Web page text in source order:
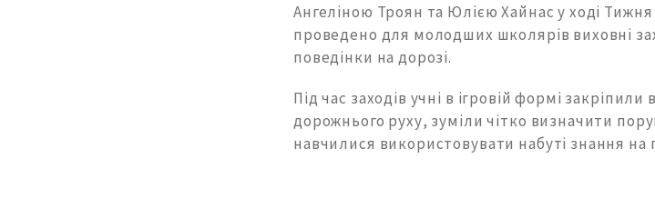
Ангеліною Троян та Юлією Хайнас у ході
проведено для молодших школярів виховні
поведінки на дорозі.
Під час заходів учні в ігровій формі
дорожнього руху, зуміли чітко визначити
навчилися використовувати набуті знання на